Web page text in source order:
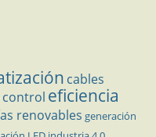
cables
control eficiencia
renovables generación